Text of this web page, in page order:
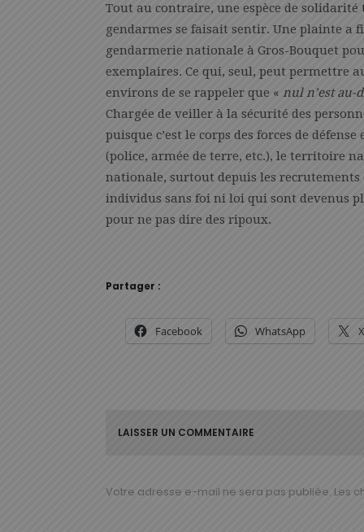
Tout au contraire, une espèce de solidarité
gendarmes se faisait sentir. Une plainte a
gendarmerie nationale à Gros-Bouquet
exemplaires. Ce qui, seul, peut permettre
environs de se rappeler que « nul n’est au-
Chargée de veiller à la sécurité des
puisque c’est le corps des forces de
(police, armée de terre, etc.), le territoire
nationale, surtout depuis les recrutements
individus sans foi ni loi qui sont devenus
pour ne pas dire des ripoux.
Partager :
Facebook WhatsApp X
LAISSER UN COMMENTAIRE
Votre adresse e-mail ne sera pas publiée. Les